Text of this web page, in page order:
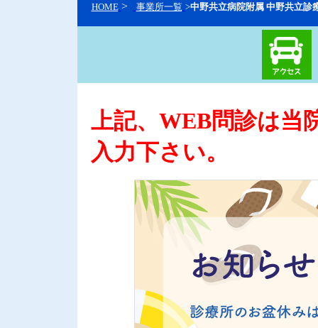
HOME > 事業所一覧 >中野共立病院附属 中野共立診
上記、WEB問診は当
入力下さい。